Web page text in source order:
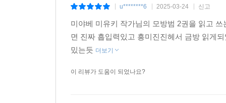
u********6 2025-03-24 신고
미야베 미유키 작가님의 모방범 2권을 읽고
면 진짜 흡입력있고 흥미진진헤서 금방 읽게
밌는듯 더보기
이 리뷰가 도움이 되었나요?